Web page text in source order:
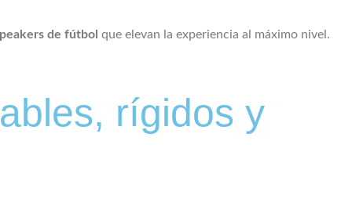
de fútbol que elevan la experiencia al máximo nivel.
rígidos y